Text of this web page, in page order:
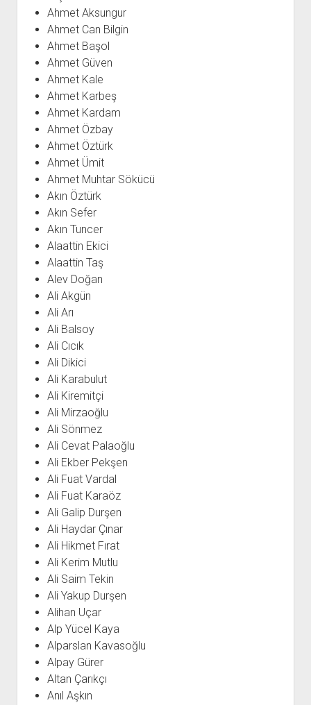
BARIŞ HAREKETLERİ ARŞİV FONU
DAVA DOSYALARI ARŞİV FONU
GÖRSEL-İŞİTSEL ARŞİV FONU
ARŞİVLERDEN YARARLANMA KOŞULLARI
SOL HAREKETLER KİTAPLIĞI
EMEK HAREKETİ KİTAPLIĞI
BARIŞ HAREKETİ KİTAPLIĞI
GENÇLİK HAREKETİ KİTAPLIĞI
KADIN HAREKETİ KİTAPLIĞI
ÖĞRETMEN HAREKETİ KİTAPLIĞI
ANTİKOMÜNİZM KİTAPLIĞI
AYDINLIK KÜLLİYATI KİTAPLIĞI
NÂZIM HİKMET KİTAPLIĞI
HİKMET KIVILCIMLI KİTAPLIĞI
HAYDAR RİFAT KİTAPLIĞI
1940’LI YILLAR KİTAPLIĞI
ÜYE BAŞVURU FORMU
ARŞİVLERDEN YARARLANMA FORMU
İLETİŞİM BİLGİLERİ
BANKA HESAPLARIMIZ
ÇALIŞMA GÜNLERİMİZ
Ahmet Aksungur
Ahmet Can Bilgin
Ahmet Başol
Ahmet Güven
Ahmet Kale
Ahmet Karbeş
Ahmet Kardam
Ahmet Özbay
Ahmet Öztürk
Ahmet Ümit
Ahmet Muhtar Sökücü
Akın Öztürk
Akın Sefer
Akın Tuncer
Alaattin Ekici
Alaattin Taş
Alev Doğan
Ali Akgün
Ali Arı
Ali Balsoy
Ali Cıcık
Ali Dikici
Ali Karabulut
Ali Kiremitçi
Ali Mirzaoğlu
Ali Sönmez
Ali Cevat Palaoğlu
Ali Ekber Pekşen
Ali Fuat Vardal
Ali Fuat Karaöz
Ali Galip Durşen
Ali Haydar Çınar
Ali Hikmet Fırat
Ali Kerim Mutlu
Ali Saim Tekin
Ali Yakup Durşen
Alihan Uçar
Alp Yücel Kaya
Alparslan Kavasoğlu
Alpay Gürer
Altan Çarıkçı
Anıl Aşkın